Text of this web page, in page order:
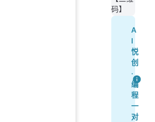
码】
A
I
悦
创
·
编
程
一
对